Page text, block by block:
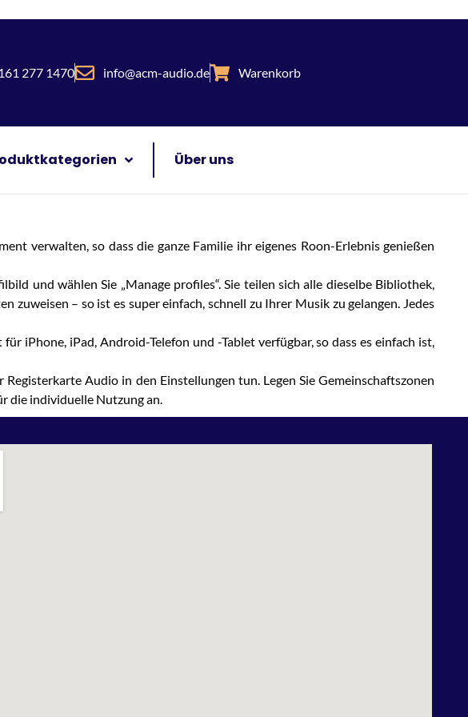
277 1470 info@acm-audio.de Warenkorb
Über uns
verwalten, so dass die ganze Familie ihr eigenes Roon-Erlebnis genießen
und wählen Sie „Manage profiles“. Sie teilen sich alle dieselbe Bibliothek,
– so ist es super einfach, schnell zu Ihrer Musik zu gelangen. Jedes
iPhone, iPad, Android-Telefon und -Tablet verfügbar, so dass es einfach ist,
Audio in den Einstellungen tun. Legen Sie Gemeinschaftszonen
die individuelle Nutzung an.